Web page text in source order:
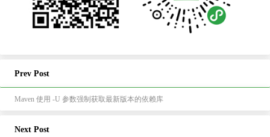
Prev Post
Maven 使用 -U 参数强制获取最新版本的依赖库
Next Post